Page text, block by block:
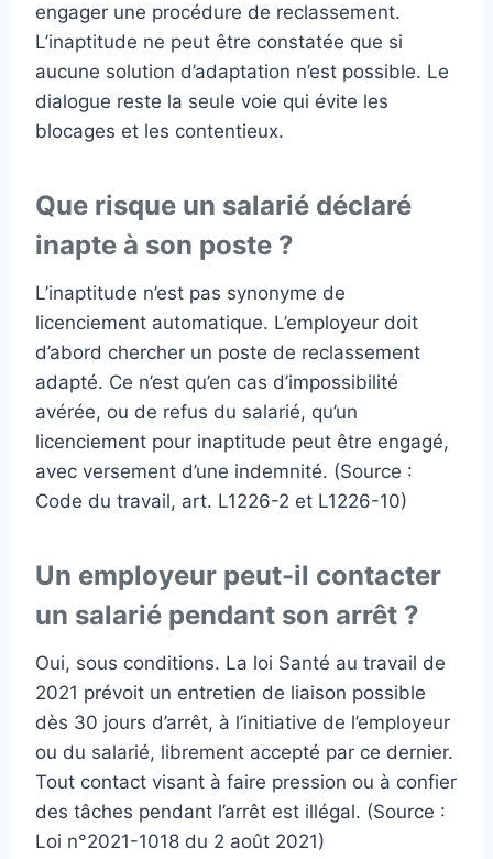
engager une procédure de reclassement.
L’inaptitude ne peut être constatée que si
aucune solution d’adaptation n’est possible. Le
dialogue reste la seule voie qui évite les
blocages et les contentieux.
Que risque un salarié déclaré
inapte à son poste ?
L’inaptitude n’est pas synonyme de
licenciement automatique. L’employeur doit
d’abord chercher un poste de reclassement
adapté. Ce n’est qu’en cas d’impossibilité
avérée, ou de refus du salarié, qu’un
licenciement pour inaptitude peut être engagé,
avec versement d’une indemnité. (Source :
Code du travail, art. L1226-2 et L1226-10)
Un employeur peut-il contacter
un salarié pendant son arrêt ?
Oui, sous conditions. La loi Santé au travail de
2021 prévoit un entretien de liaison possible
dès 30 jours d’arrêt, à l’initiative de l’employeur
ou du salarié, librement accepté par ce dernier.
Tout contact visant à faire pression ou à confier
des tâches pendant l’arrêt est illégal. (Source :
Loi n°2021-1018 du 2 août 2021)